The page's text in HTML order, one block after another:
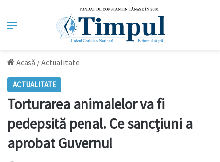
Meniu
Acasă /Actualitate
ACTUALITATE
Torturarea animalelor va fi
pedepsită penal. Ce sancțiuni a
aprobat Guvernul